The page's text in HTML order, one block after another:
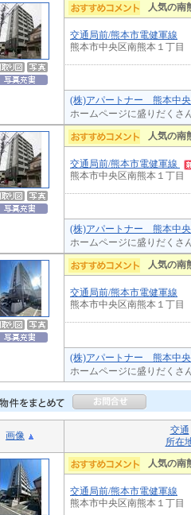
人気の南
交通局前/熊本市電健軍線
熊本市中央区南熊本１丁目
(株)アパートナー 熊本中央
ホームページに盛りだくさ
人気の南
交通局前/熊本市電健軍線
熊本市中央区南熊本１丁目
(株)アパートナー 熊本中央
ホームページに盛りだくさ
人気の南
交通局前/熊本市電健軍線
熊本市中央区南熊本１丁目
(株)アパートナー 熊本中央
ホームページに盛りだくさ
画像
交通
所在
人気の南
交通局前/熊本市電健軍線
熊本市中央区南熊本１丁目